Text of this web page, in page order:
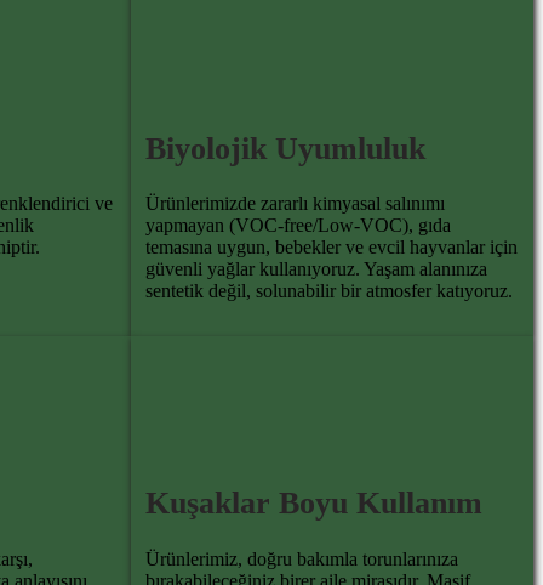
ve
Biyolojik Uyumluluk
Ürünlerimizde zararlı kimyasal salınımı
yapmayan (VOC-free/Low-VOC), gıda
temasına uygun, bebekler ve evcil hayvanlar için
güvenli yağlar kullanıyoruz. Yaşam alanınıza
sentetik değil, solunabilir bir atmosfer katıyoruz.
Kuşaklar Boyu Kullanım
Ürünlerimiz, doğru bakımla torunlarınıza
bırakabileceğiniz birer aile mirasıdır. Masif